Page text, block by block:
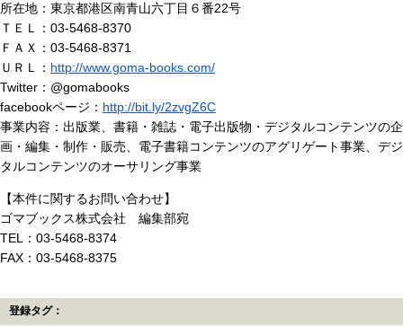
所在地：東京都港区南青山六丁目６番22号
ＴＥＬ：03-5468-8370
ＦＡＸ：03-5468-8371
ＵＲＬ： http://www.goma-books.com/
Twitter：@gomabooks
facebookページ： http://bit.ly/2zvgZ6C
事業内容：出版業、書籍・雑誌・電子出版物・デジタルコンテンツの企
画・編集・制作・販売、電子書籍コンテンツのアグリゲート事業、デジ
タルコンテンツのオーサリング事業
【本件に関するお問い合わせ】
ゴマブックス株式会社 編集部宛
TEL：03-5468-8374
FAX：03-5468-8375
登録タグ：